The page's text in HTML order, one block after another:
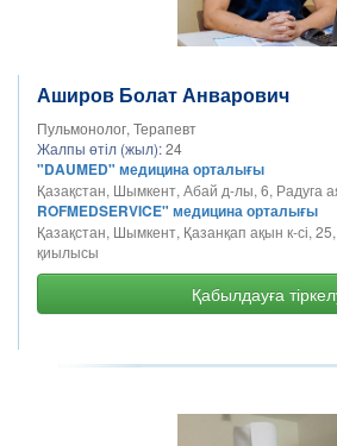
Аширов Болат Анварович
Пульмонолог, Терапевт
Жалпы өтіл (жыл):24
"DAUMED" медицина орталығы
Қазақстан, Шымкент, Абай д-лы, 6, Радуга
ROFMEDSERVICE" медицина орталығы
Қазақстан, Шымкент, Қазанқап ақын к-сі, 25,
қиылысы
Қабылдауға